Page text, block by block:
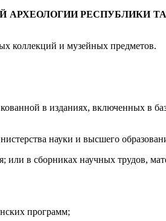
РЕСПУБЛИКИ
коллекций и музейных предметов.
в изданиях, включенных в
науки и высшего
или в сборниках научных трудов,
программ;